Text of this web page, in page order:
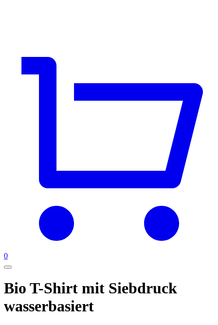
0
Bio T-Shirt mit Siebdruck
wasserbasiert